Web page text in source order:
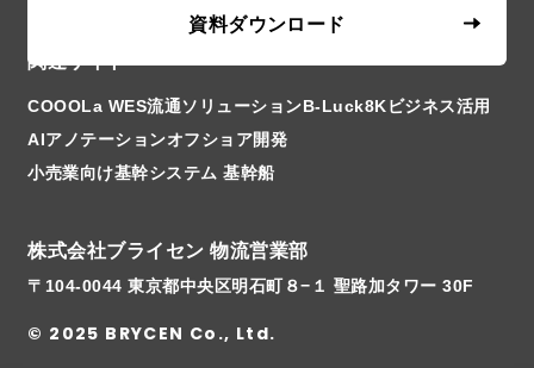
資料ダウンロード
関連サイト
COOOLa WES流通ソリューションB-Luck8Kビジネス活用
AIアノテーションオフショア開発
小売業向け基幹システム 基幹船
株式会社ブライセン 物流営業部
〒104-0044 東京都中央区明石町８−１ 聖路加タワー 30F
© 2025 BRYCEN Co., Ltd.